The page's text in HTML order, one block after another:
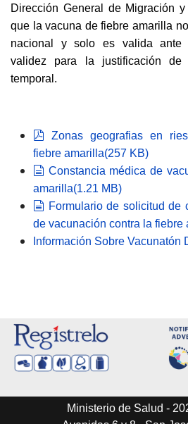
Dirección General de Migración
que la vacuna de fiebre amarilla
nacional y solo es valida ante
validez para la justificación
temporal.
pdf
Zonas geografias en
fiebre amarilla(257 KB)
document
Constancia médica de
amarilla(1.21 MB)
document
Formulario de solicitud de
de vacunación contra la fiebre
Información Sobre Vacunatón
Ministerio de Salud -